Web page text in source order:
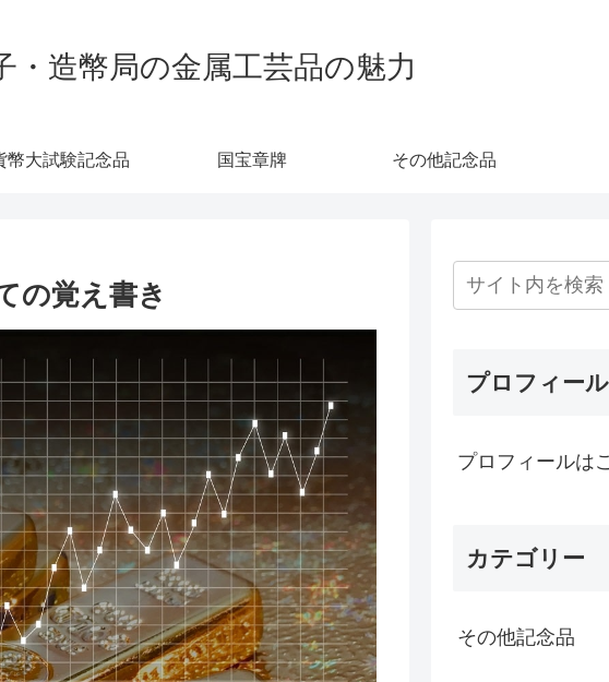
・造幣局の金属工芸品の魅力
幣大試験記念品 国宝章牌 その他記念品
の覚え書き
プロフィール
プロフィールは
カテゴリー
その他記念品